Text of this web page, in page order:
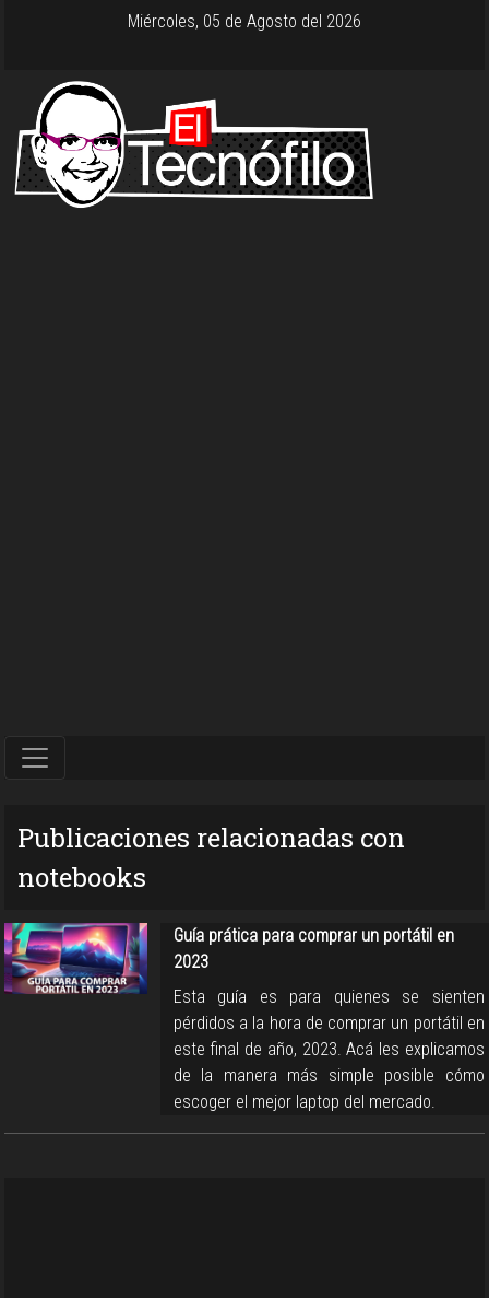
Miércoles, 05 de Agosto del 2026
Publicaciones relacionadas con
notebooks
Guía prática para comprar un portátil en
2023
Esta guía es para quienes se sienten
pérdidos a la hora de comprar un portátil en
este final de año, 2023. Acá les explicamos
de la manera más simple posible cómo
escoger el mejor laptop del mercado.